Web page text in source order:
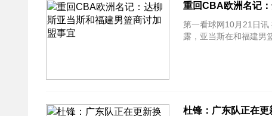
重回CBA欧洲名记
第一看球网10月21日
露，亚当斯在和福建男
杜锋：广东队正在